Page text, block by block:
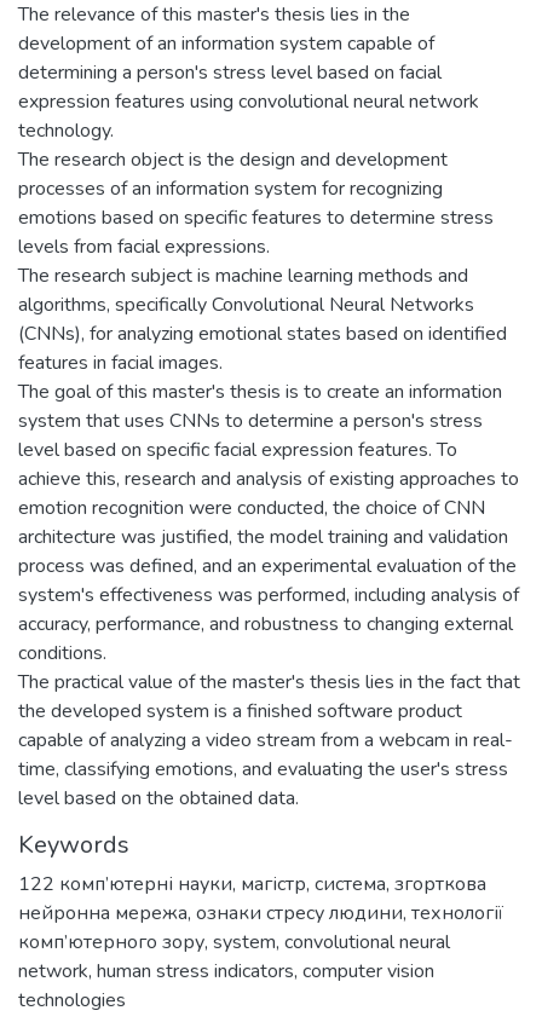
The relevance of this master's thesis lies in the
development of an information system capable of
determining a person's stress level based on facial
expression features using convolutional neural network
technology.
The research object is the design and development
processes of an information system for recognizing
emotions based on specific features to determine stress
levels from facial expressions.
The research subject is machine learning methods and
algorithms, specifically Convolutional Neural Networks
(CNNs), for analyzing emotional states based on identified
features in facial images.
The goal of this master's thesis is to create an information
system that uses CNNs to determine a person's stress
level based on specific facial expression features. To
achieve this, research and analysis of existing approaches to
emotion recognition were conducted, the choice of CNN
architecture was justified, the model training and validation
process was defined, and an experimental evaluation of the
system's effectiveness was performed, including analysis of
accuracy, performance, and robustness to changing external
conditions.
The practical value of the master's thesis lies in the fact that
the developed system is a finished software product
capable of analyzing a video stream from a webcam in real-
time, classifying emotions, and evaluating the user's stress
level based on the obtained data.
Keywords
122 комп’ютерні науки, магістр, система, згорткова
нейронна мережа, ознаки стресу людини, технології
комп’ютерного зору, system, convolutional neural
network, human stress indicators, computer vision
technologies